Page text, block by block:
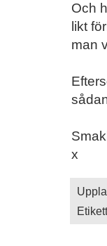
Och
likt
man
x